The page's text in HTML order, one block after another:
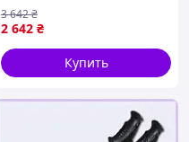
телескопические 68-135
см, Fast Lock, 2 шт (T-ME-
0023-white)
2 642 ₴
3 642₴
Купить